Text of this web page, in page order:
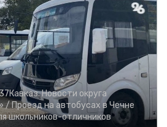
Кавказ. Новости округа
/ Проезд на автобусах в Чечне
школьников-отличников